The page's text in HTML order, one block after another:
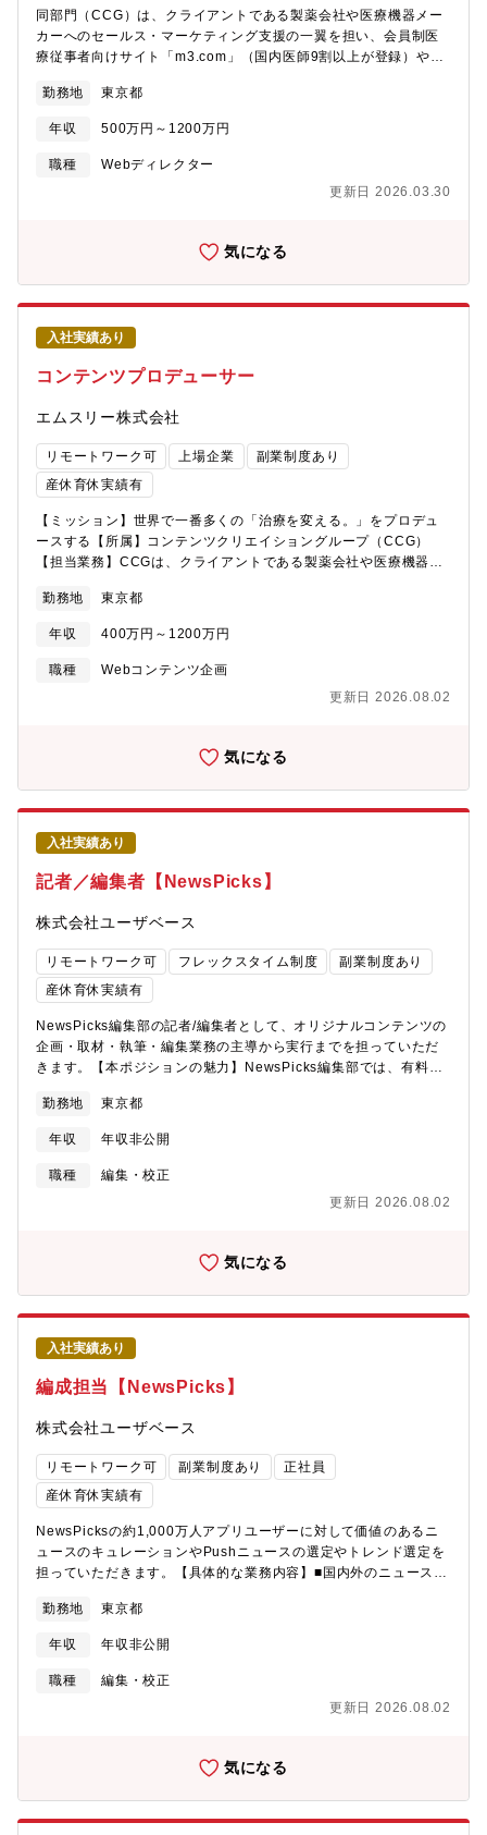
同部門（CCG）は、クライアントである製薬会社や医療機器メー
カーへのセールス・マーケティング支援の一翼を担い、会員制医
療従事者向けサイト「m3.com」（国内医師9割以上が登録）やエ
る。」を目的としている部門です。コンテンツプロデューサー
は、クライアントが考えるプロモーション戦略や意向を具体化す
るだけにとどまらず、医療従事者の潜在・顕在ニーズに踏み込ん
でコンテンツ・コミュニケーションプランを立案し、アウトプッ
す。【基本業務】■コンテンツプロデュース全体のプロジェクト管
品質管理）■コンテンツ・コミュニケーションプランのPDCA■コ
ンテンツサービス改善・開発、人材育成支援などの組織貢献活
動 【主なステークホルダー】■製薬企業 （プロダクトマネージ
ャー、デジタルチーム等）■医師・薬剤師（専門家としての監修・
出演者）■外部クリエイティブプロダクション■社内関係部門（営
業、メディカルライター、配信担当者等）【将来的なキャリア展
開】ご本人のご意向や組織間のシナジー創出の観点から、CCGで
の経験を活かし、エムスリー社内の他部署やエムスリーグループ
企業の業務と兼務など多様なキャリア展開が可能です。（m3.com
を含めたエムスリーグループメディア・他ツールを活用した、幅
広い企画・プロデュース業務）
勤務地 東京都
年収 500万円～1200万円
職種
Webディレクター
更新日 2026.03.30
気になる
入社実績あり
コンテンツプロデューサー
エムスリー株式会社
リモートワーク可 上場企業
副業制度あり
産休育休実績有
【ミッション】世界で一番多くの「治療を変える。」をプロデュ
ースする【所属】コンテンツクリエイショングループ（CCG）
【担当業務】CCGは、クライアントである製薬会社や医療機器メ
医療従事者向けサイト「m3.com」（国内医師9割以上が登録）や
エムスリーグループのサービスにより医療従事者の「治療を変え
る。」を目的としている部門です。コンテンツプロデューサー
は、クライアントが考えるプロモーション戦略や意向を具体化す
でコンテンツ・コミュニケーションプランを立案し、アウトプッ
す。【具体的には】■コンテンツプロデュース全体のプロジェクト
管理（マーケティング戦略・コンテンツ企画立案～アウトプット
の品質管理）■コンテンツ・コミュニケーションプランのPDCA■
コンテンツサービス改善・開発、人材育成支援などの組織貢献活
動 【主なステークホルダー】■製薬企業 （プロダクトマネージ
ャー、デジタルチーム等）■医師・薬剤師（専門家としての監修・
出演者）■外部クリエイティブプロダクション■社内関係部門（営
業、メディカルライター、配信担当者等）【将来的なキャリア展
開】ご本人のご意向や組織間のシナジー創出の観点から、CCGで
の経験を活かし、エムスリー社内の他部署やエムスリーグループ
企業の業務と兼務など多様なキャリア展開が可能です。（m3.com
を含めたエムスリーグループメディア・他ツールを活用した、幅
広い企画・プロデュース業務）【同ポジションで働く魅力】■医療
従事者への影響の大きさ・自らが立案したデジタルコンテンツを
国内の9割以上の医師に届けられる（治療が変わるに貢献できる）
■デジタルマーケティングに携われる・個人の思い付きではないデ
プットに対する医師からの定量/定性的なフィードバックにより、
富で治療の最前線から学べる・各疾患の治療最前線を担う医師と
して、着想から新規提案と広い裁量をもち運営に携われる・組織
拡大のタイミングで参画いただくため、個人の影響範囲が広い環
【働き方について】■在宅勤務を中心とした裁量労働制のなかで、
を通じ、早期に豊富な医薬品マーケティングの経験を重ねること
ど、デジタルプロモーションをお預かりする多様な疾患・医薬品
ことが可能・国内最大級の医療従事者向けサイトでの情報発信に
おいて高速かつ精度の高いデジタルマーケティングを経験■以下を
例として個人の成長意欲・ニーズに合わせた多様なキャリア形成
が可能CCG内・十人前後～数十人規模までのチーム・グループマ
ク・CCGが提供する各種サービスのオーナーCCG以外のM3社内
およびグループ会社・患者さん等の一般向け情報提供サービス・
m3.comのプラットフォーム施策・製薬マーケティングの法人営業
ーケティング、デジタルマーケティング等）・コンサルティング
ファーム・出版社・PR会社・広告代理店
勤務地 東京都
年収 400万円～1200万円
職種
Webコンテンツ企画
更新日 2026.08.02
気になる
入社実績あり
記者／編集者【NewsPicks】
株式会社ユーザベース
リモートワーク可 フレックスタイム制度
副業制度あり
産休育休実績有
NewsPicks編集部の記者/編集者として、オリジナルコンテンツの
企画・取材・執筆・編集業務の主導から実行までを担っていただ
きます。【本ポジションの魅力】NewsPicks編集部では、有料の
材ルートを持つ記者たちの取材力とデザイナーによる高いクリエ
イティビティで、他メディアにはできない切り口の経済コンテン
ツを強みにしています。表現手法は以下のように多様です。
■2000～3000字程度の記事■グラフやイラストを多用したインフ
せた3日間程度の企画「特オチをしない」「1日でも早く伝える」
目線で今を切り取り、自由な発想で表現することが歓迎されま
す。記者は興味のあることを取材し、デザイナーや動画ディレク
ターと対等かつ創造的にコミュニケーションし、コンテンツを作
り上げていきます。また、経済メディアとしては国内トップクラ
スのユーザー数（約1000万人）を誇っており、自らが企画・編集
した記事をより多くの読者に届けることが可能です。面白いコン
テンツを作って人々をあっと言わせたい人、同じニュースであっ
ても大手メディアと異なるアングルで報じたい人、誰も気が付い
ていないことを発信したい人、自由に表現したい人、既存のメデ
ィアが窮屈だと感じる人、「見たことのないものを作ってみた
い！」と思える感性と気持ちのある方、ご応募をお待ちしていま
す。
勤務地 東京都
年収 年収非公開
職種
編集・校正
更新日 2026.08.02
気になる
入社実績あり
編成担当【NewsPicks】
株式会社ユーザベース
リモートワーク可 副業制度あり
正社員
産休育休実績有
NewsPicksの約1,000万人アプリユーザーに対して価値のあるニ
ュースのキュレーションやPushニュースの選定やトレンド選定を
担っていただきます。【具体的な業務内容】■国内外のニュースの
に対して、デイリーで重要ニュースを選定し、アプリ/ウェブトッ
プに配置します■プッシュ通知で届けるニュースの選定（速報含
む）・定時プッシュ・速報プッシュで届けるニュースを選定しま
す。国内メディアだけでなく海外メディアが大きく取り扱ってい
とめ読み」欄のコンテンツ作成・「話題をまとめよみ」に掲載す
連記事をのピックアップします【本ポジションの魅力】■ユーザー
の「反応」や「コメント」を通じて、ニュース選定が社会的な議
論や理解の深化につながる実感を得られる・従来のメディアのキ
ュレーション業務では、記事やニュースの配置を一方向で提供す
勤務地 東京都
年収 年収非公開
職種
編集・校正
更新日 2026.08.02
気になる